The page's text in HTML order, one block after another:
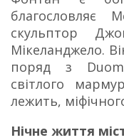
благословляє
скульптор
Мікеланджело.
поряд з
світлого
лежить,
Нічне життя